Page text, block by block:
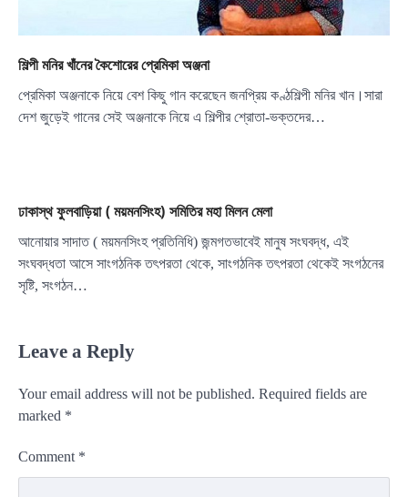
শিল্পী মনির খাঁনের কৈশোরের প্রেমিকা অঞ্জনা
প্রেমিকা অঞ্জনাকে নিয়ে বেশ কিছু গান করেছেন জনপ্রিয় কণ্ঠশিল্পী মনির খান।সারা
দেশ জুড়েই গানের সেই অঞ্জনাকে নিয়ে এ শিল্পীর শ্রোতা-ভক্তদের…
ঢাকাস্থ ফুলবাড়িয়া ( ময়মনসিংহ) সমিতির মহা মিলন মেলা
আনোয়ার সাদাত ( ময়মনসিংহ প্রতিনিধি) জন্মগতভাবেই মানুষ সংঘবদ্ধ, এই
সংঘবদ্ধতা আসে সাংগঠনিক তৎপরতা থেকে, সাংগঠনিক তৎপরতা থেকেই সংগঠনের
সৃষ্টি, সংগঠন…
Leave a Reply
Your email address will not be published. Required fields are
marked *
Comment *